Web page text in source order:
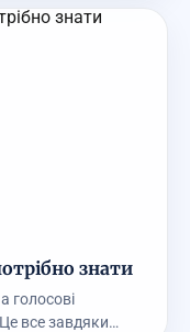
знати
голосові
все завдяки